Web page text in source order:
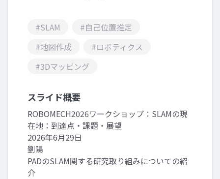
#SLAM
#自己位置推定
#地図作成
#ロボティクス
#3Dマッピング
スライド概要
ROBOMECH2026ワークショップ：SLAMの現
在地：到達点・課題・展望
2026年6月29日
劉陽
PADのSLAM関する研究取り組みについての紹
介